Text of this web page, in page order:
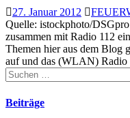
27. Januar 2012
Quelle: istockphoto/
zusammen mit Radio 112
Themen hier aus dem Blog
auf und das (WLAN) Radio
Suchen
nach:
Beiträge